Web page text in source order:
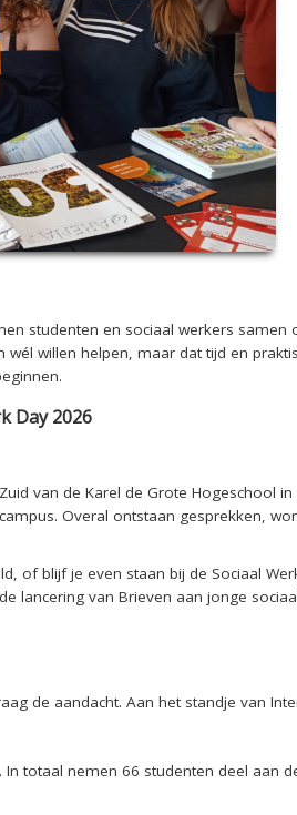
studenten en sociaal werkers
willen helpen, maar dat tijd en
Day 2026
van de Karel de Grote Hogeschool
Overal ontstaan gesprekken,
of blijf je even staan bij de Sociaal
lancering van Brieven aan jonge
de aandacht. Aan het standje van
totaal nemen 66 studenten deel aan